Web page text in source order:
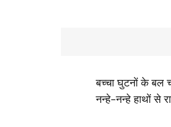
बच्‍चा घुटनों के बल
नन्हे-नन्हे हाथों से